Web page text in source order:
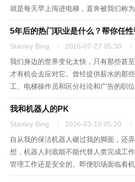
就是每天早上闯进电梯，直奔被我们称
层豪华大办公室的那个家伙么。要不就
角，离你工位其实没多远的那人。他就
她，总之是完...
5年后的热门职业是什么？帮你任
Stanley Bing 2016-07-27 05:30
我们身边的世界变化太快，只有那些甚
才有机会去应对它。曾经提供薪水的那
工、电梯操作员和区分社论和广告的职
中。好消息是，旧的工作会消失，新的
例。带上手环替你跑：面对现实吧。有
路。请个人，...
我和机器人的PK
Stanley Bing 2016-03-10 05:20
自从我的保洁机器人碾过我的脚面，还
想，机器人到底能不能代替人类完成工
管理工作还是安全的。即便职场面临着
这种工作还不是机器人在头上画一个笑